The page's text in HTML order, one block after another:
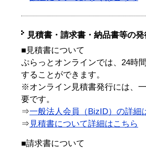
見積書・請求書・納品書等の
■見積書について
ぷらっとオンラインでは、24時
することができます。
※オンライン見積書発行には、
要です。
⇒一般法人会員（BizID）の詳細
⇒ 見積書について詳細はこちら
■請求書について